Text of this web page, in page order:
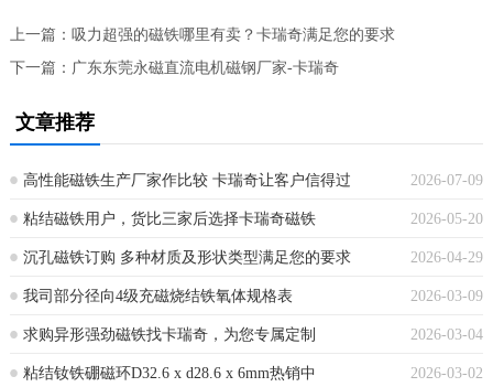
上一篇： 吸力超强的磁铁哪里有卖？卡瑞奇满足您的要求
下一篇： 广东东莞永磁直流电机磁钢厂家-卡瑞奇
文章推荐
2026-07-09
高性能磁铁生产厂家作比较 卡瑞奇让客户信得过
2026-05-20
粘结磁铁用户，货比三家后选择卡瑞奇磁铁
2026-04-29
沉孔磁铁订购 多种材质及形状类型满足您的要求
2026-03-09
我司部分径向4级充磁烧结铁氧体规格表
2026-03-04
求购异形强劲磁铁找卡瑞奇，为您专属定制
2026-03-02
粘结钕铁硼磁环D32.6 x d28.6 x 6mm热销中